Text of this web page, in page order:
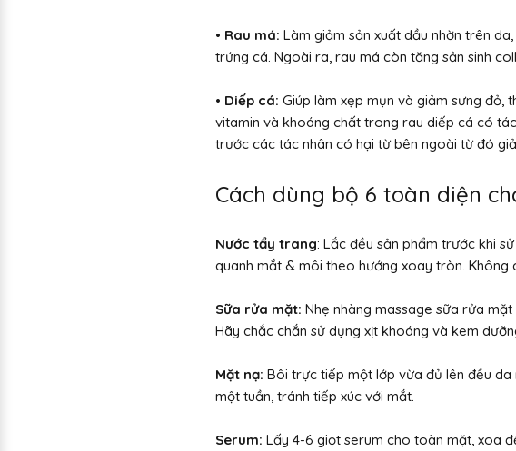
• Rau má: Làm giảm sản xuất dầu nhờn trên
trứng cá. Ngoài ra, rau má còn tăng sản sinh
• Diếp cá: Giúp làm xẹp mụn và giảm sưng đỏ,
vitamin và khoáng chất trong rau diếp cá có
trước các tác nhân có hại từ bên ngoài từ đó
Cách dùng bộ 6 toàn diện
Nước tẩy trang: Lắc đều sản phẩm trước khi
quanh mắt & môi theo hướng xoay tròn. Không
Sữa rửa mặt: Nhẹ nhàng massage sữa rửa
Hãy chắc chắn sử dụng xịt khoáng và kem
Mặt nạ: Bôi trực tiếp một lớp vừa đủ lên đều da
một tuần, tránh tiếp xúc với mắt.
Serum: Lấy 4-6 giọt serum cho toàn mặt, xoa